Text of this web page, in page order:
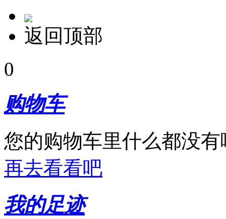
返回顶部
0
购物车
您的购物车里什么都没有
再去看看吧
我的足迹